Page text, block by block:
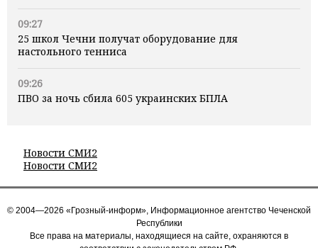
09:27
25 школ Чечни получат оборудование для
настольного тенниса
09:26
ПВО за ночь сбила 605 украинских БПЛА
Новости СМИ2
Новости СМИ2
© 2004—2026 «Грозный-информ», Информационное агентство Чеченской
Республики
Все права на материалы, находящиеся на сайте, охраняются в